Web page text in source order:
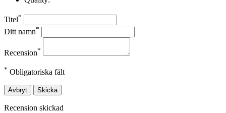
Titel*
Ditt namn*
Recension*
* Obligatoriska fält
Avbryt Skicka
Recension skickad